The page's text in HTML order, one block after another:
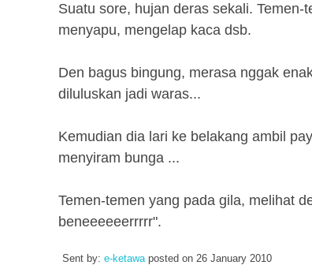
Suatu sore, hujan deras sekali.
menyapu, mengelap kaca dsb.
Den bagus bingung, merasa nggak
diluluskan jadi waras...
Kemudian dia lari ke belakang ambil
menyiram bunga ...
Temen-temen yang pada gila, melihat
beneeeeeerrrrr".
Sent by: e-ketawaposted on 26 January 2010